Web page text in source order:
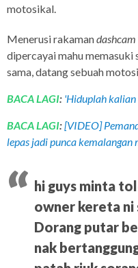
motosikal.
Menerusi rakamandashcam
dipercayai mahu memasuki
sama, datang sebuah
BACA LAGI: 'Hiduplah kalian
BACA LAGI:[VIDEO]
lepas jadi punca kemalangan
hi guys minta
owner kereta ni
Dorang putar
nak